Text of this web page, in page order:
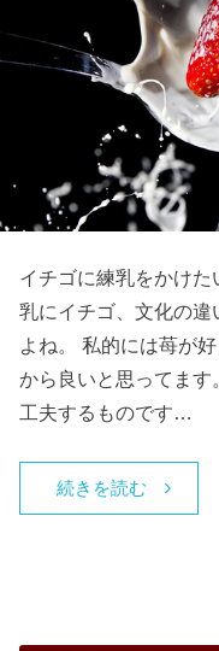
イチゴに練乳をかけ
乳にイチゴ、文化の
よね。 私的には苺が
から良いと思ってます
工夫するものです…
続きを読む